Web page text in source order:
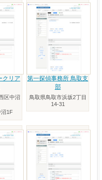
クリア
区中沼
沼1F
第一探偵事務所 鳥取支
部
鳥取県鳥取市浜坂2丁目
14-31